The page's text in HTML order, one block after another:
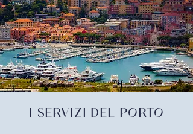
I SERVIZI DEL PORTO